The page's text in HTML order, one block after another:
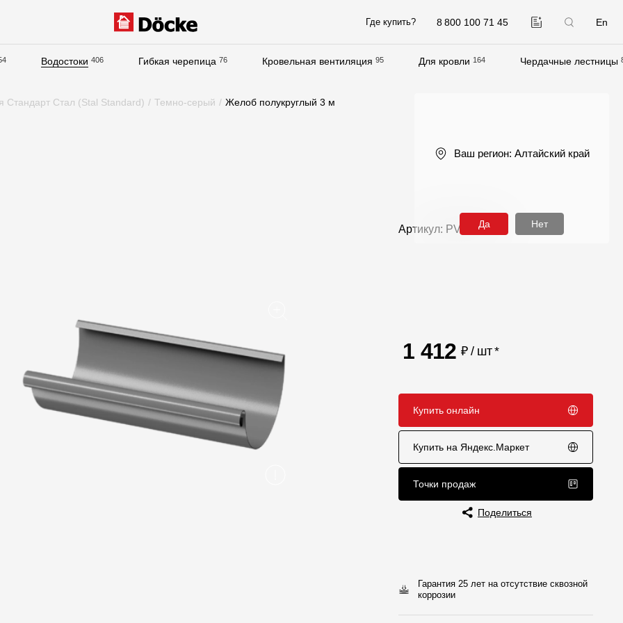
8 800 100 71 45 En
Где купить?
Водостоки 406 Гибкая черепица 76 Кровельная вентиляция 95 Для кровли 164 Чердачные лестницы
Вопрос-ответ/Faq
Сервисы
Конструктор
Отправка рекламации
Стандарт Стал (Stal Standard) / Темно-серый / Желоб полукруглый 3 м
Артикул: PVSC-1262
1 412 ₽ / шт*
Гарантия 25 лет на отсутствие сквозной
коррозии
Купить онлайн
Купить на Яндекс.Маркет
Точки продаж
Поделиться
Ваш регион: Алтайский край
Да Нет